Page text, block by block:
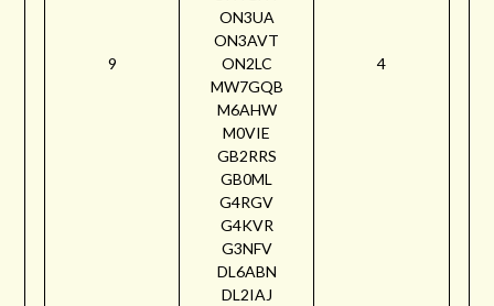
9
ON3UA
ON3AVT
ON2LC
MW7GQB
M6AHW
M0VIE
GB2RRS
GB0ML
G4RGV
G4KVR
G3NFV
DL6ABN
DL2IAJ
4